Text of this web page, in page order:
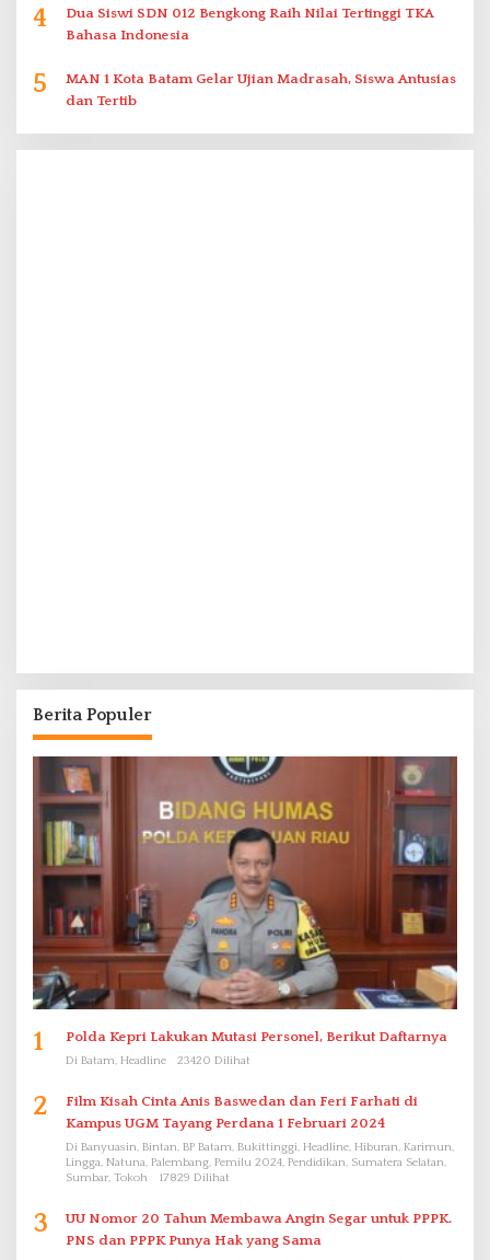
4
Dua Siswi SDN 012 Bengkong Raih Nilai Tertinggi TKA
Bahasa Indonesia
5
MAN 1 Kota Batam Gelar Ujian Madrasah, Siswa Antusias
dan Tertib
Berita Populer
1 Polda Kepri Lakukan Mutasi Personel, Berikut Daftarnya
Di Batam, Headline 23420 Dilihat
2
Film Kisah Cinta Anis Baswedan dan Feri Farhati di
Kampus UGM Tayang Perdana 1 Februari 2024
Di Banyuasin, Bintan, BP Batam, Bukittinggi, Headline, Hiburan, Karimun,
Lingga, Natuna, Palembang, Pemilu 2024, Pendidikan, Sumatera Selatan,
Sumbar, Tokoh
17829 Dilihat
3
UU Nomor 20 Tahun Membawa Angin Segar untuk PPPK.
PNS dan PPPK Punya Hak yang Sama